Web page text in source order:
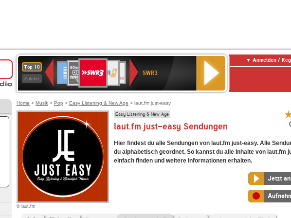
Top 10
Zuletzt
Deutschlandfunk
80er
90er
OLDIE
ANTENNE
4
KLASSIK
SWR
Kultur
NDR
2
SWR3
Anmelden /
Home > Musik > Pop > Easy Listening & New Age > laut.fm just-easy
© laut.fm
Easy Listening & New Age
laut.fm just-easy Sendungen
Hier findest du alle Sendungen von laut.fm just-easy. Alle
du alphabetisch geordnet. So kannst du alle Inhalte von laut.fm
einfach finden und weitere Informationen erhalten.
Jetzt